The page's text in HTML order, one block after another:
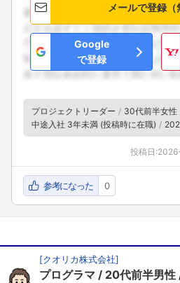
メールで登録（
Google
で登録
プロジェクトリーダー 30代前半女性
中途入社 3年未満 (投稿時に在職)
投稿日:
参考になった 0
[クオリカ株式会社]
プログラマ 20代前半男性